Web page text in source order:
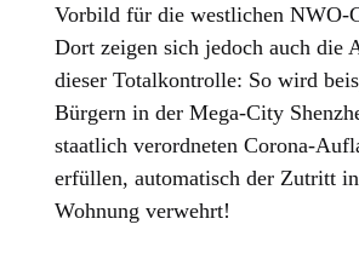
Vorbild für die westlichen NWO-
Dort zeigen sich jedoch auch die
dieser Totalkontrolle: So wird
Bürgern in der Mega-City
staatlich verordneten Corona-
erfüllen, automatisch der Zutritt
Wohnung verwehrt!